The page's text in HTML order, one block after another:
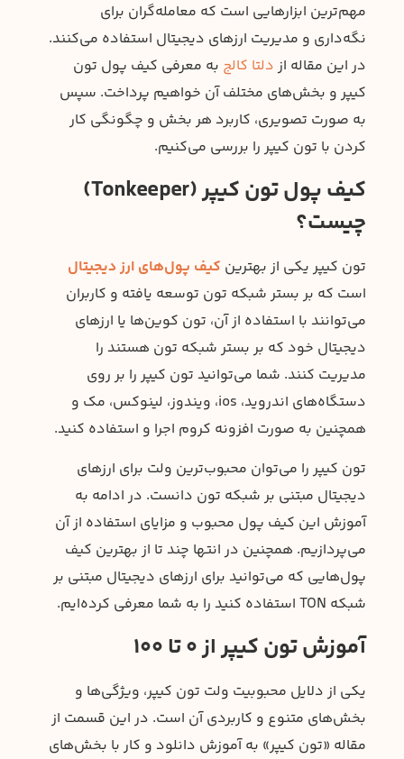
مهم‌ترین ابزارهایی است که معامله‌گران برای
نگه‌داری و مدیریت ارزهای دیجیتال استفاده می‌کنند.
در این مقاله از دلتا کالج به معرفی کیف پول تون
کیپر و بخش‌های مختلف آن خواهیم پرداخت. سپس
به صورت تصویری، کاربرد هر بخش و چگونگی کار
کردن با تون کیپر را بررسی می‌کنیم.
کیف پول تون کیپر (Tonkeeper)
چیست؟
تون کیپر یکی از بهترین کیف پول‌های ارز دیجیتال
است که بر بستر شبکه تون توسعه یافته و کاربران
می‌توانند با استفاده از آن، تون کوین‌ها یا ارزهای
دیجیتال خود که بر بستر شبکه تون هستند را
مدیریت کنند. شما می‌توانید تون کیپر را بر روی
دستگاه‌های اندروید، ios، ویندوز، لینوکس، مک و
همچنین به صورت افزونه کروم اجرا و استفاده کنید.
تون کیپر را می‌توان محبوب‌ترین ولت برای ارزهای
دیجیتال مبتنی بر شبکه تون دانست. در ادامه به
آموزش این کیف پول محبوب و مزایای استفاده از آن
می‌پردازیم. همچنین در انتها چند تا از بهترین کیف
پول‌هایی که می‌توانید برای ارزهای دیجیتال مبتنی بر
شبکه TON استفاده کنید را به شما معرفی کرده‌ایم.
آموزش تون کیپر از 0 تا 100
یکی از دلایل محبوبیت ولت تون کیپر، ویژگی‌ها و
بخش‌های متنوع و کاربردی آن است. در این قسمت از
مقاله «تون کیپر» به آموزش دانلود و کار با بخش‌های